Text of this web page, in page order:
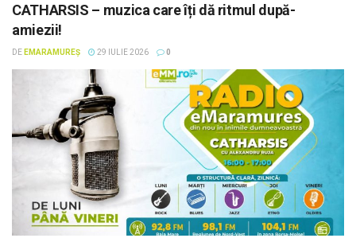
CATHARSIS – muzica care îți dă ritmul după-
amiezii!
DE EMARAMUREȘ 29 IULIE 2026 0